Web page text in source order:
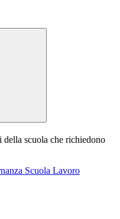
scuola che richiedono
Scuola Lavoro